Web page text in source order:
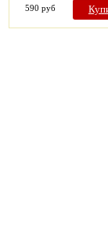
590 руб